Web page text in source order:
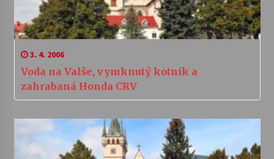
3. 4. 2006
Voda na Valše, vymknutý kotník a
zahrabaná Honda CRV